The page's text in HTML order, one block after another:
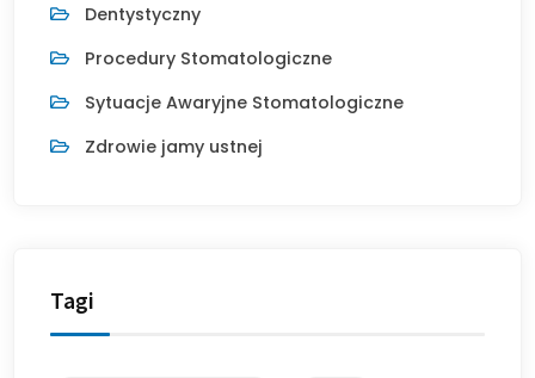
Dentystyczny
Procedury Stomatologiczne
Sytuacje Awaryjne Stomatologiczne
Zdrowie jamy ustnej
Tagi